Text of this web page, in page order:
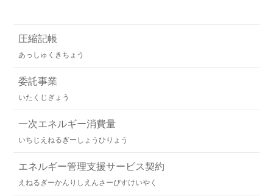
圧縮記帳
あっしゅくきちょう
委託事業
いたくじぎょう
一次エネルギー消費量
いちじえねるぎーしょうひりょう
エネルギー管理支援サービス契約
えねるぎーかんりしえんさーびすけいやく